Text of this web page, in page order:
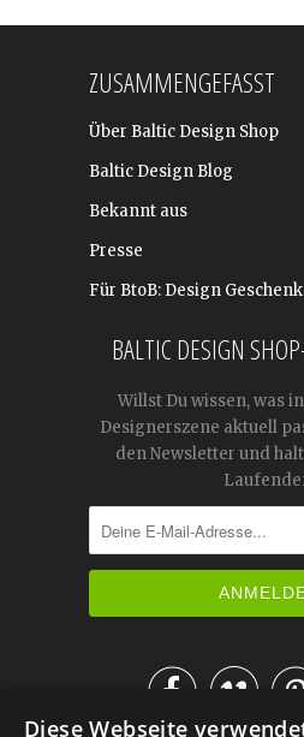
ZUSAMMENGEFASST
Über Baltic Design Shop
Baltic Design Blog
Bekannt aus
Presse
Für BtoB: Design
BALTIC DESIGN
Willst Du wissen, was
Designerszene aktuell
den Newsletter und

Diese Webseite